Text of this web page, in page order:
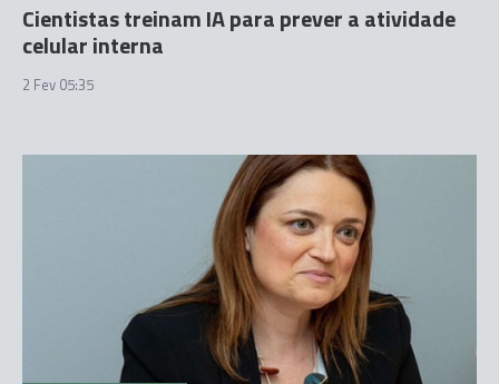
Cientistas treinam IA para prever a atividade
celular interna
2 Fev 05:35